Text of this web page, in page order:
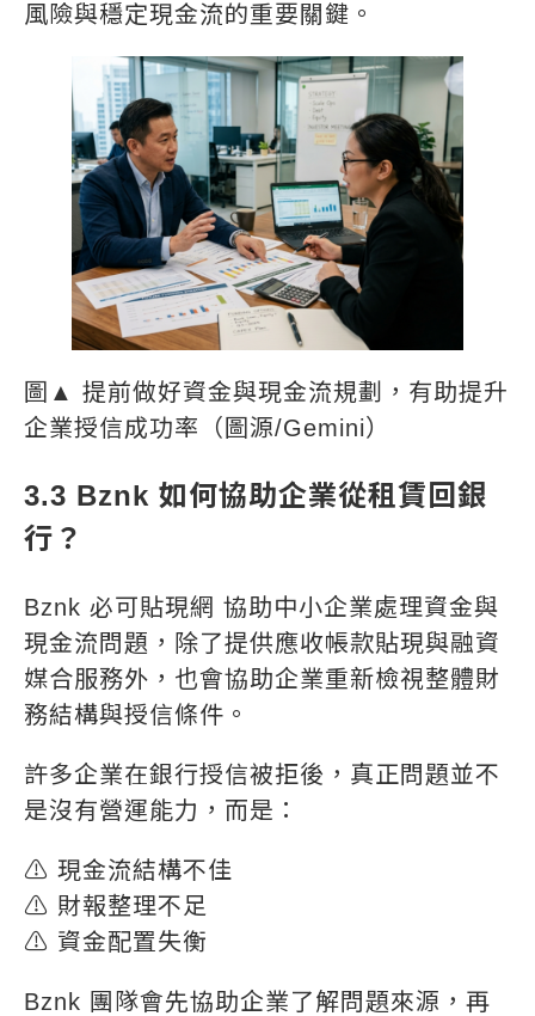
風險與穩定現金流的重要關鍵。
圖▲ 提前做好資金與現金流規劃，有助提升
企業授信成功率（圖源/Gemini）
3.3 Bznk 如何協助企業從租賃回銀
行？
Bznk 必可貼現網 協助中小企業處理資金與
現金流問題，除了提供應收帳款貼現與融資
媒合服務外，也會協助企業重新檢視整體財
務結構與授信條件。
許多企業在銀行授信被拒後，真正問題並不
是沒有營運能力，而是：
⚠️ 現金流結構不佳
⚠️ 財報整理不足
⚠️ 資金配置失衡
Bznk 團隊會先協助企業了解問題來源，再